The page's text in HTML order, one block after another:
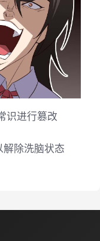
识进行篡改
解除洗脑状态